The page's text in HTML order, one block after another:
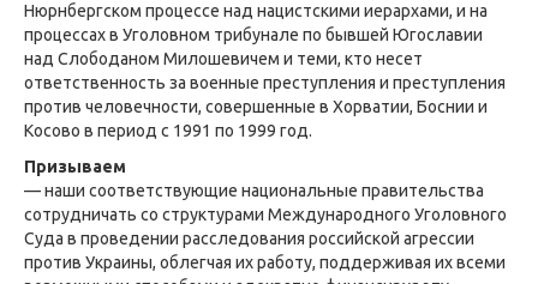
Нюрнбергском процессе над нацистскими иерархами, и на
процессах в Уголовном трибунале по бывшей Югославии
над Слободаном Милошевичем и теми, кто несет
ответственность за военные преступления и преступления
против человечности, совершенные в Хорватии, Боснии и
Косово в период с 1991 по 1999 год.
Призываем
— наши соответствующие национальные правительства
сотрудничать со структурами Международного Уголовного
Суда в проведении расследования российской агрессии
против Украины, облегчая их работу, поддерживая их всеми